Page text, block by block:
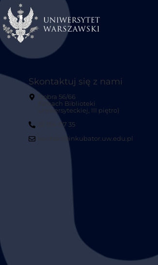
Skontaktuj się z nami
Dobra 56/66
(Gmach Biblioteki
Uniwersyteckiej, III piętro)
22 554 07 35
kontakt@inkubator.uw.edu.pl